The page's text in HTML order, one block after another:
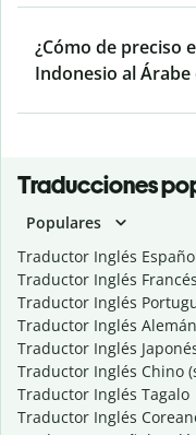
¿Cómo de preciso
Indonesio al
Traducciones
Populares
Traductor Inglés
Traductor Inglés Francés
Traductor Inglés
Traductor Inglés Alemán
Traductor Inglés
Traductor Inglés Chino
Traductor Inglés Tagalo
Traductor Inglés